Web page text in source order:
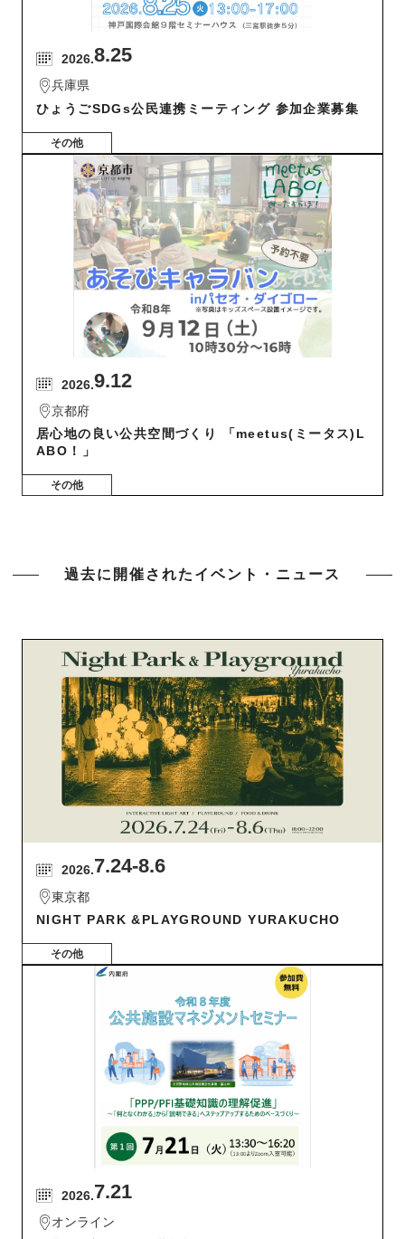
2026.8.25
兵庫県
ひょうごSDGs公民連携ミーティング 参加企業募集
その他
2026.9.12
京都府
居心地の良い公共空間づくり 「meetus(ミータス)L
ABO！」
その他
過去に開催されたイベント・ニュース
2026.7.24-8.6
東京都
NIGHT PARK &PLAYGROUND YURAKUCHO
その他
2026.7.21
オンライン